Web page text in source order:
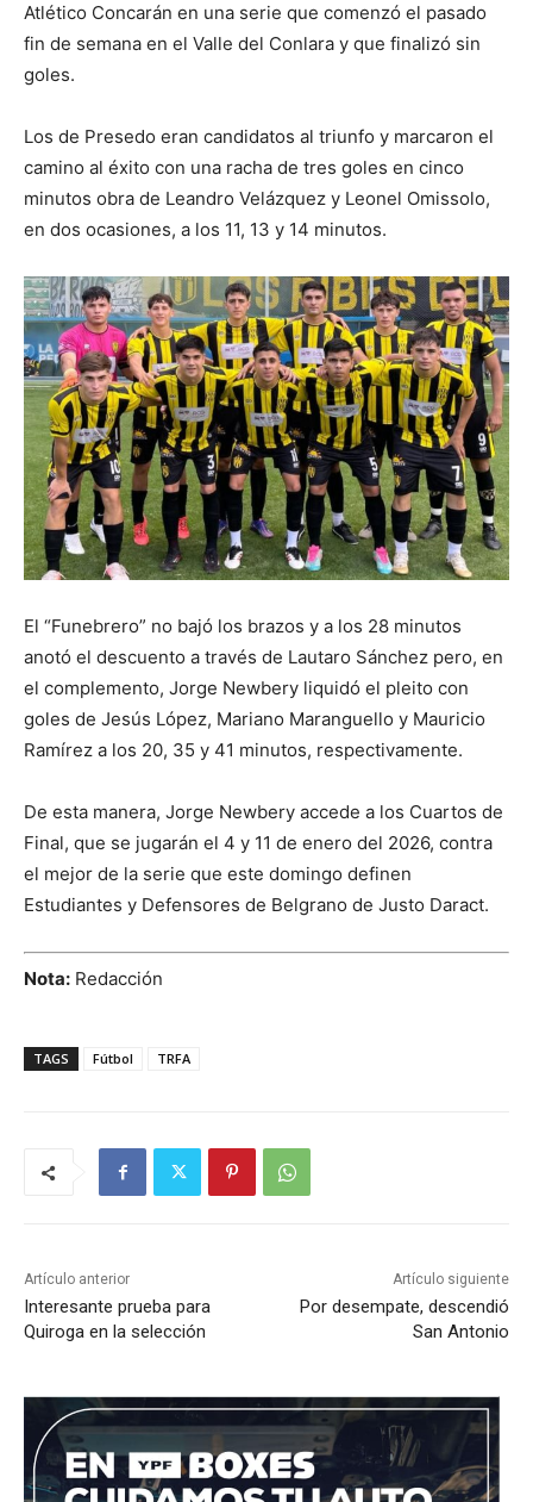
Atlético Concarán en una serie que comenzó el pasado
fin de semana en el Valle del Conlara y que finalizó sin
goles.
Los de Presedo eran candidatos al triunfo y marcaron el
camino al éxito con una racha de tres goles en cinco
minutos obra de Leandro Velázquez y Leonel Omissolo,
en dos ocasiones, a los 11, 13 y 14 minutos.
El “Funebrero” no bajó los brazos y a los 28 minutos
anotó el descuento a través de Lautaro Sánchez pero, en
el complemento, Jorge Newbery liquidó el pleito con
goles de Jesús López, Mariano Maranguello y Mauricio
Ramírez a los 20, 35 y 41 minutos, respectivamente.
De esta manera, Jorge Newbery accede a los Cuartos de
Final, que se jugarán el 4 y 11 de enero del 2026, contra
el mejor de la serie que este domingo definen
Estudiantes y Defensores de Belgrano de Justo Daract.
Nota: Redacción
TAGS Fútbol TRFA
Artículo anterior
Interesante prueba para
Quiroga en la selección
Artículo siguiente
Por desempate, descendió
San Antonio